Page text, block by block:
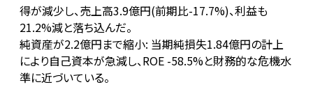
得が減少し、売上高3.9億円(前期比-17.7%)、利益も
21.2%減と落ち込んだ。
純資産が2.2億円まで縮小: 当期純損失1.84億円の計上
により自己資本が急減し、ROE -58.5%と財務的な危機水
準に近づいている。